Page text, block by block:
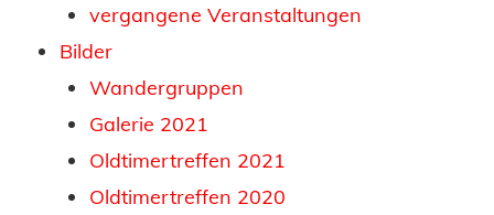
vergangene Veranstaltungen
Bilder
Wandergruppen
Galerie 2021
Oldtimertreffen 2021
Oldtimertreffen 2020